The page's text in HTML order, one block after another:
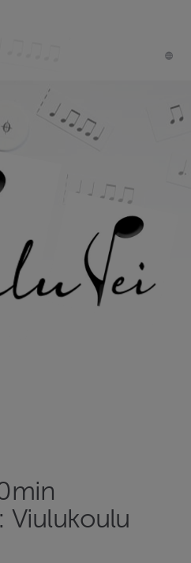
Viulukoulu